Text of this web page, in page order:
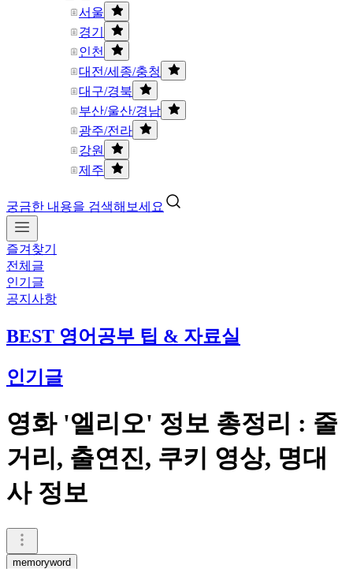
서울
경기
인천
대전/세종/충청
대구/경북
부산/울산/경남
광주/전라
강원
제주
궁금한 내용을 검색해보세요
즐겨찾기
전체글
인기글
공지사항
BEST 영어공부 팁 & 자료실
인기글
영화 '엘리오' 정보 총정리 : 줄
거리, 출연진, 쿠키 영상, 명대
사 정보
memoryword